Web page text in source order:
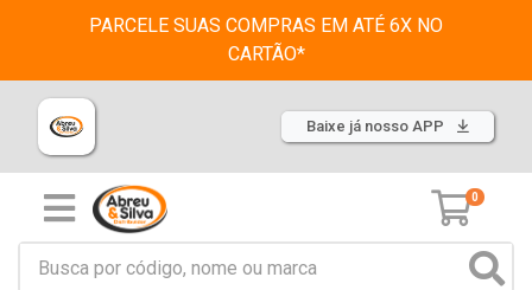
PARCELE SUAS COMPRAS EM ATÉ 6X NO
CARTÃO*
Baixe já nosso APP
0